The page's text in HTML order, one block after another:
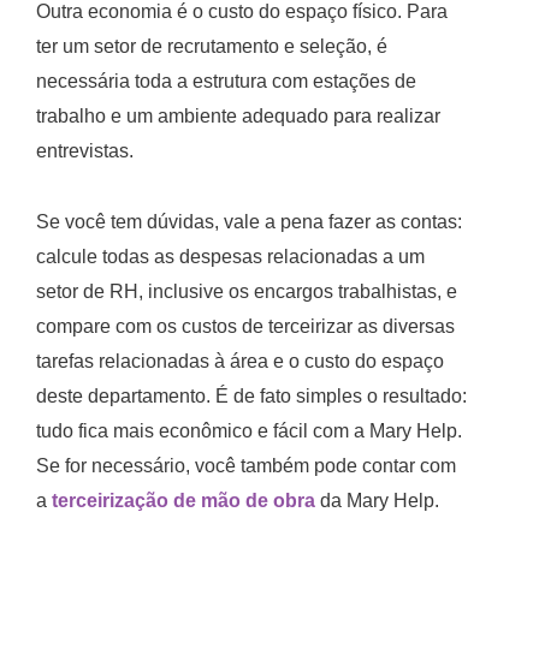
Outra economia é o custo do espaço físico. Para
ter um setor de recrutamento e seleção, é
necessária toda a estrutura com estações de
trabalho e um ambiente adequado para realizar
entrevistas.
Se você tem dúvidas, vale a pena fazer as contas:
calcule todas as despesas relacionadas a um
setor de RH, inclusive os encargos trabalhistas, e
compare com os custos de terceirizar as diversas
tarefas relacionadas à área e o custo do espaço
deste departamento. É de fato simples o resultado:
tudo fica mais econômico e fácil com a Mary Help.
Se for necessário, você também pode contar com
a terceirização de mão de obra da Mary Help.